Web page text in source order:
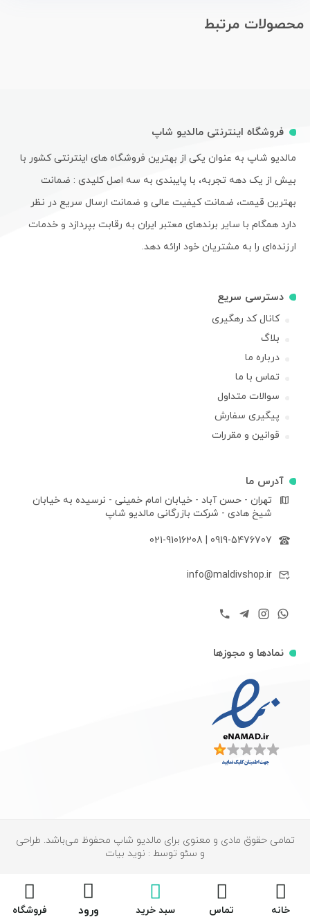
محصولات مرتبط
فروشگاه اینترنتی مالدیو شاپ
مالدیو شاپ به عنوان یکی از بهترین فروشگاه های اینترنتی کشور با
بیش از یک دهه تجربه، با پایبندی به سه اصل کلیدی : ضمانت
بهترین قیمت، ضمانت کیفیت عالی و ضمانت ارسال سریع در نظر
دارد همگام با سایر برندهای معتبر ایران به رقابت بپردازد و خدمات
ارزنده‌ای را به مشتریان خود ارائه دهد.
دسترسی سریع
کانال کد رهگیری
بلاگ
درباره ما
تماس با ما
سوالات متداول
پیگیری سفارش
قوانین و مقررات
آدرس ما
تهران - حسن آباد - خیابان امام خمینی - نرسیده به خیابان
شیخ هادی - شرکت بازرگانی مالدیو شاپ
0919-5476707
021-91016208
info@maldivshop.ir
نمادها و مجوزها
تمامی حقوق مادی و معنوی برای مالدیو شاپ محفوظ می‌باشد. طراحی
و سئو توسط : نوید بیات
خانه تماس سبد خرید ورود فروشگاه